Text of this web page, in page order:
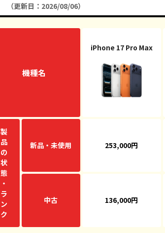
（更新日：2026/08/06）
機種名
iPhone 17 Pro Max
製
品
の
状
態
・
ラ
ン
ク
新品・未使用 253,000円
中古 136,000円